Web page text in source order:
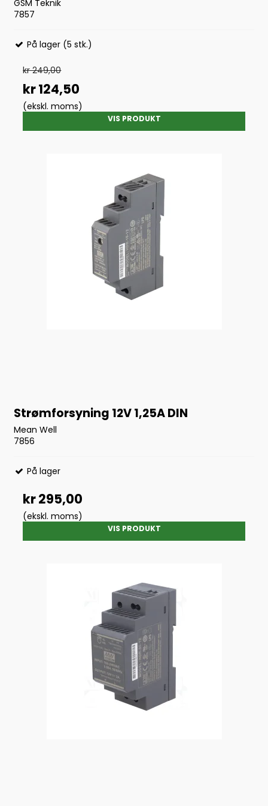
GSM Teknik
7857
På lager (5 stk.)
kr 249,00
kr 124,50
(ekskl. moms)
VIS PRODUKT
Strømforsyning 12V 1,25A DIN
Mean Well
7856
På lager
kr 295,00
(ekskl. moms)
VIS PRODUKT